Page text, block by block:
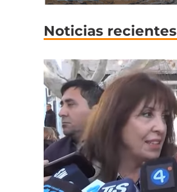
Noticias recientes